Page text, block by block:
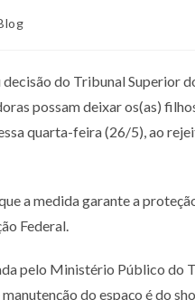
do Tribunal Superior
possam deixar os(as)
quarta-feira (26/5), ao
a medida garante a
Federal.
pelo Ministério Público do
do espaço é do